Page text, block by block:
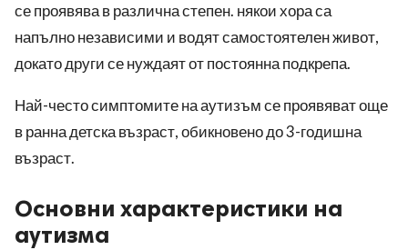
се проявява в различна степен. някои хора са
напълно независими и водят самостоятелен живот,
докато други се нуждаят от постоянна подкрепа.
Най-често симптомите на аутизъм се проявяват още
в ранна детска възраст, обикновено до 3-годишна
възраст.
Основни характеристики на
аутизма